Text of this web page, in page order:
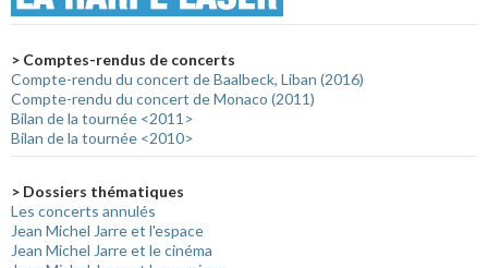
> Comptes-rendus de concerts
Compte-rendu du concert de Baalbeck, Liban (2016)
Compte-rendu du concert de Monaco (2011)
Bilan de la tournée <2011>
Bilan de la tournée <2010>
> Dossiers thématiques
Les concerts annulés
Jean Michel Jarre et l'espace
Jean Michel Jarre et le cinéma